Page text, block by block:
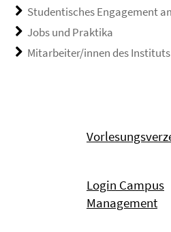
Studentisches Engagement
Jobs und Praktika
Mitarbeiter/innen des Instituts
Login Campus
Management